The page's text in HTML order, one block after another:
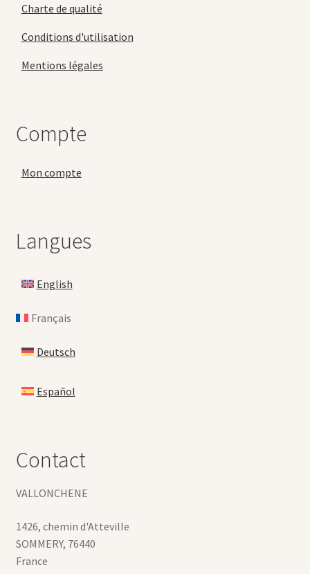
Charte de qualité
Conditions d'utilisation
Mentions légales
Compte
Mon compte
Langues
English
Français
Deutsch
Español
Contact
VALLONCHENE
1426, chemin d'Atteville
SOMMERY, 76440
France